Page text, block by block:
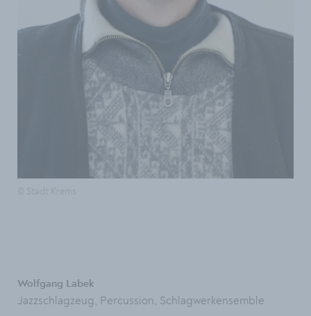
Wolfgang Labek
Jazzschlagzeug, Percussion, Schlagwerkensemble